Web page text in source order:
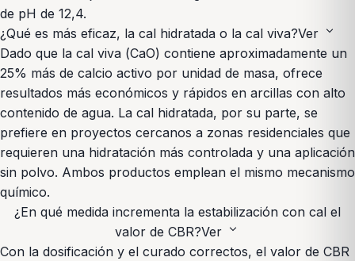
de pH de 12,4.
¿Qué es más eficaz, la cal hidratada o la cal viva?Ver expand_more
Dado que la cal viva (CaO) contiene aproximadamente un
25% más de calcio activo por unidad de masa, ofrece
resultados más económicos y rápidos en arcillas con alto
contenido de agua. La cal hidratada, por su parte, se
prefiere en proyectos cercanos a zonas residenciales que
requieren una hidratación más controlada y una aplicación
sin polvo. Ambos productos emplean el mismo mecanismo
químico.
¿En qué medida incrementa la estabilización con cal el
valor de CBR?Ver expand_more
Con la dosificación y el curado correctos, el valor de CBR